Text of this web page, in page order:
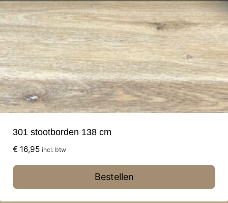
301 stootborden 138 cm
€ 16,95 incl. btw
Bestellen